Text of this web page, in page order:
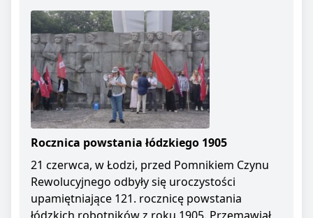
Rocznica powstania łódzkiego 1905
21 czerwca, w Łodzi, przed Pomnikiem Czynu
Rewolucyjnego odbyły się uroczystości
upamiętniające 121. rocznicę powstania